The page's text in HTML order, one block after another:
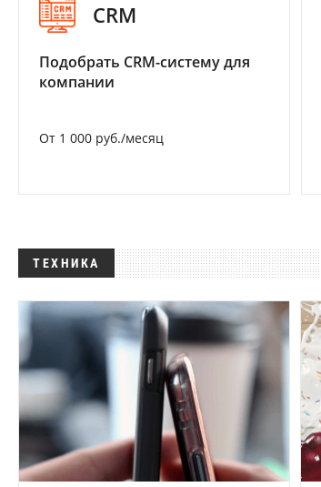
CRM
Подобрать CRM-систему для
компании
От 1 000 руб./месяц
ТЕХНИКА